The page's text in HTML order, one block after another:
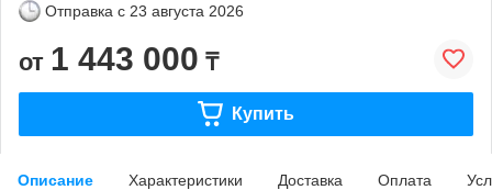
Отправка с 23 августа 2026
от 1 443 000 ₸
Купить
Описание Характеристики Доставка Оплата